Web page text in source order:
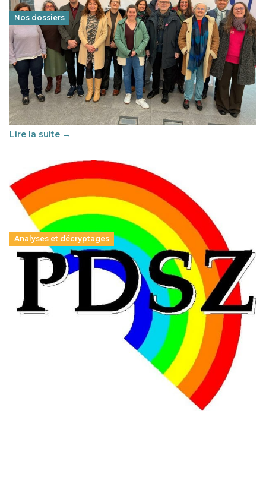
Nos dossiers
Éducation au vivre-ensemble : un échange croisé
franco-espagnol pour changer d’approche
29 juin 2026-National
Cette année, l'UNSA Éducation a mené un projet Erasmus
soutenu par l'union Européenne et centré sur l'éducation
au vivre-ensemble : quelles différences entre la France…
Lire la suite →
Analyses et décryptages
Hongrie : du changement pour les politiques
éducatives, aussi !
25 juin 2026
En Hongrie, le conservateur Peter Magyar et son parti
Tisza "Respect et liberté" ont remporté une large victoire,
contre le premier ministre sortant, Viktor Orban,…